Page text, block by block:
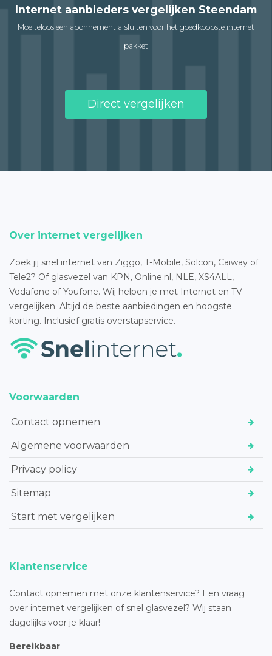
Internet aanbieders vergelijken Steendam
Moeiteloos een abonnement afsluiten voor het goedkoopste internet
pakket
Direct vergelijken
Over internet vergelijken
Zoek jij snel internet van Ziggo, T-Mobile, Solcon, Caiway of
Tele2? Of glasvezel van KPN, Online.nl, NLE, XS4ALL,
Vodafone of Youfone. Wij helpen je met Internet en TV
vergelijken. Altijd de beste aanbiedingen en hoogste
korting. Inclusief gratis overstapservice.
Voorwaarden
Contact opnemen
Algemene voorwaarden
Privacy policy
Sitemap
Start met vergelijken
Klantenservice
Contact opnemen met onze klantenservice? Een vraag
over internet vergelijken of snel glasvezel? Wij staan
dagelijks voor je klaar!
Bereikbaar